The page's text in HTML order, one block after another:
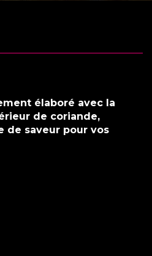
élaboré avec la
de coriande,
de saveur pour vos